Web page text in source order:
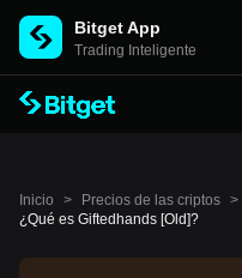
Bitget App
Trading Inteligente
Inicio > Precios de las criptos >
¿Qué es Giftedhands [Old]?